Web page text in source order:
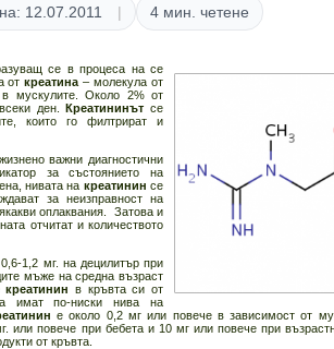
12.07.2011
4 мин. четене
се в процеса на се
откреатина – молекула от
в мускулите. Около 2% от
всеки ден.Креатининът се
които го филтрират и
важни диагностични
за състоянието на
нивата на креатинин се
за неизправност на
оплаквания. Затова и
отчитат и количеството
1,2 мг. на децилитър при
мъже на средна възраст
креатинин в кръвта си от
имат по-ниски нива на
е около 0,2 мг или повече в зависимост от
или повече при бебета и 10 мг или повече при
от кръвта.